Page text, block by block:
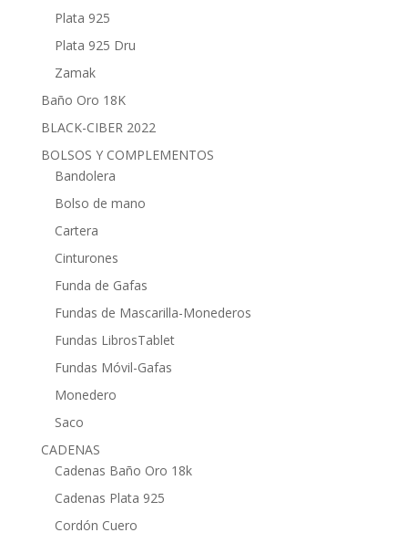
Plata 925
Plata 925 Dru
Zamak
Baño Oro 18K
BLACK-CIBER 2022
BOLSOS Y COMPLEMENTOS
Bandolera
Bolso de mano
Cartera
Cinturones
Funda de Gafas
Fundas de Mascarilla-Monederos
Fundas LibrosTablet
Fundas Móvil-Gafas
Monedero
Saco
CADENAS
Cadenas Baño Oro 18k
Cadenas Plata 925
Cordón Cuero